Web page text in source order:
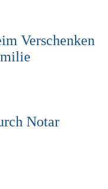
Verschenken
Notar